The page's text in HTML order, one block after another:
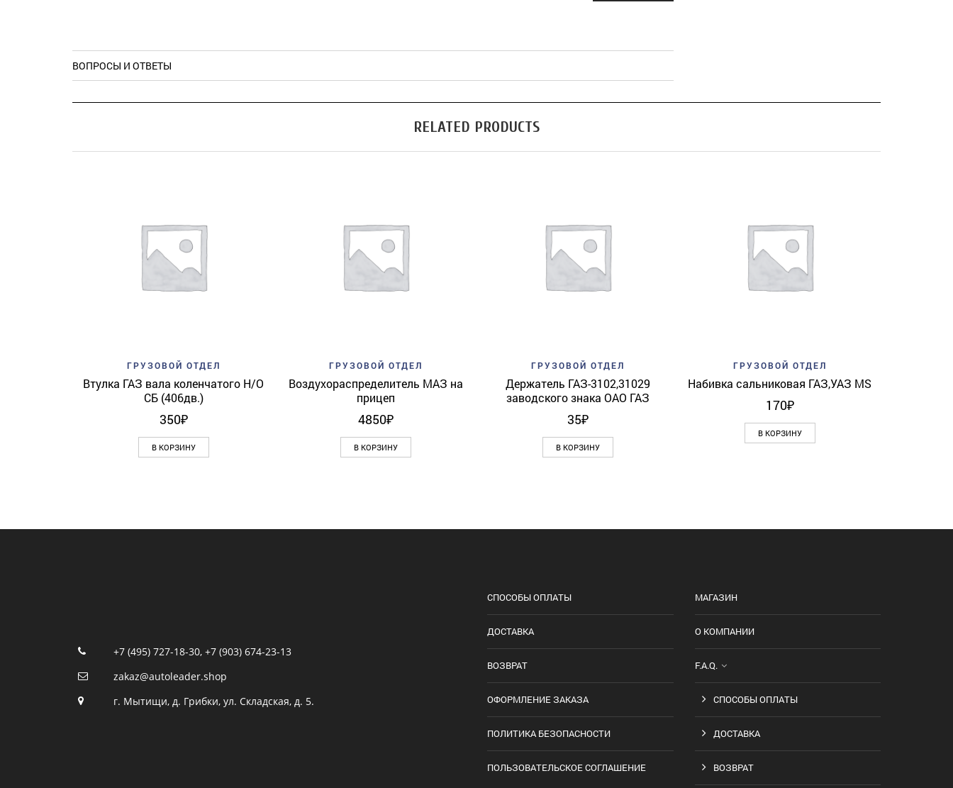
ВОПРОСЫ И ОТВЕТЫ
RELATED PRODUCTS
Add to wishlist Quick View
ГРУЗОВОЙ ОТДЕЛ
Втулка ГАЗ вала коленчатого Н/О
СБ (406дв.)
350₽
В КОРЗИНУ
Add to wishlist Quick View
ГРУЗОВОЙ ОТДЕЛ
Воздухораспределитель МАЗ на
прицеп
4850₽
В КОРЗИНУ
Add to wishlist Quick View
ГРУЗОВОЙ ОТДЕЛ
Держатель ГАЗ-3102,31029
заводского знака ОАО ГАЗ
35₽
В КОРЗИНУ
Add to wishlist Quick View
ГРУЗОВОЙ ОТДЕЛ
Набивка сальниковая ГАЗ,УАЗ MS
170₽
В КОРЗИНУ
+7 (495) 727-18-30, +7 (903) 674-23-13
zakaz@autoleader.shop
г. Мытищи, д. Грибки, ул. Складская, д. 5.
СПОСОБЫ ОПЛАТЫ
ДОСТАВКА
ВОЗВРАТ
ОФОРМЛЕНИЕ ЗАКАЗА
ПОЛИТИКА БЕЗОПАСНОСТИ
ПОЛЬЗОВАТЕЛЬСКОЕ СОГЛАШЕНИЕ
МАГАЗИН
О КОМПАНИИ
F.A.Q.
СПОСОБЫ ОПЛАТЫ
ДОСТАВКА
ВОЗВРАТ